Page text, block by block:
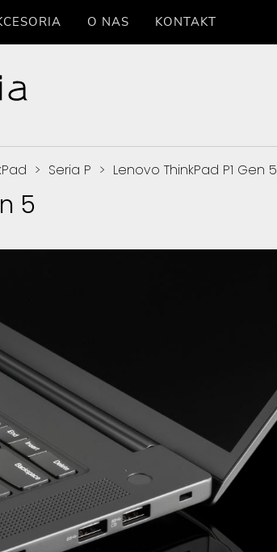
O NAS KONTAKT
> Seria P > Lenovo ThinkPad P1 Gen 5
5